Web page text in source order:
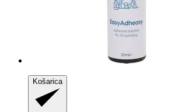
Košarica